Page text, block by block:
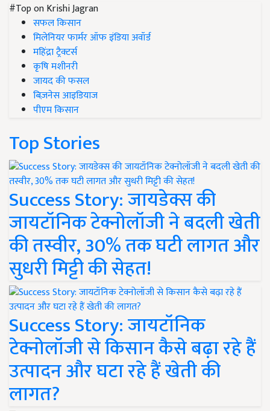
#Top on Krishi Jagran
सफल किसान
मिलेनियर फार्मर ऑफ इंडिया अवॉर्ड
महिंद्रा ट्रैक्टर्स
कृषि मशीनरी
जायद की फसल
बिज़नेस आइडियाज
पीएम किसान
Top Stories
Success Story: जायडेक्स की
जायटॉनिक टेक्नोलॉजी ने बदली खेती
की तस्वीर, 30% तक घटी लागत और
सुधरी मिट्टी की सेहत!
Success Story: जायटॉनिक
टेक्नोलॉजी से किसान कैसे बढ़ा रहे हैं
उत्पादन और घटा रहे हैं खेती की
लागत?